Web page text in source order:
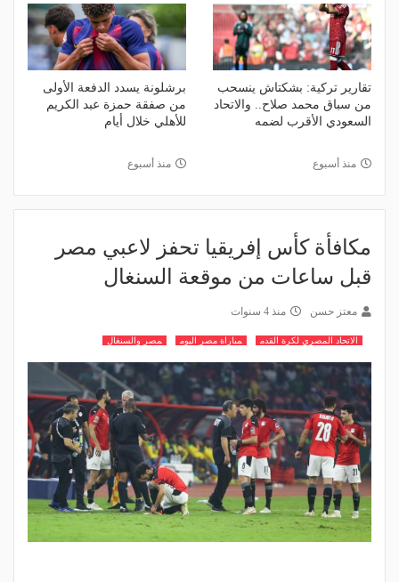
تقارير تركية: بشكتاش ينسحب
من سباق محمد صلاح.. والاتحاد
السعودي الأقرب لضمه
منذ أسبوع
برشلونة يسدد الدفعة الأولى
من صفقة حمزة عبد الكريم
للأهلي خلال أيام
منذ أسبوع
مكافأة كأس إفريقيا تحفز لاعبي مصر
قبل ساعات من موقعة السنغال
معتز حسن منذ 4 سنوات
الاتحاد المصري لكرة القدم مباراة مصر اليوم مصر والسنغال